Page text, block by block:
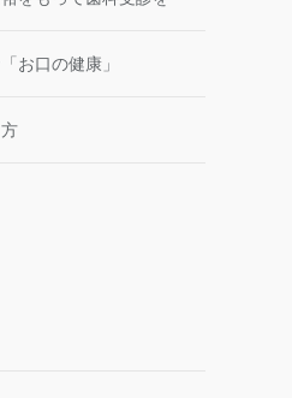
お口の健康」